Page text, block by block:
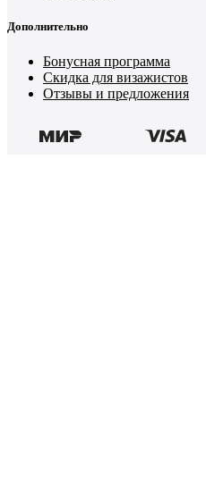
Дополнительно
Бонусная программа
Скидка для визажистов
Отзывы и предложения